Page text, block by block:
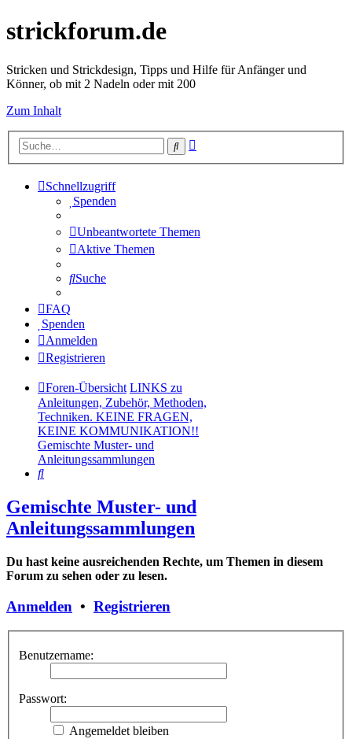
strickforum.de
Stricken und Strickdesign, Tipps und Hilfe für Anfänger und
Könner, ob mit 2 Nadeln oder mit 200
Zum Inhalt
Suche
Schnellzugriff
Spenden
Unbeantwortete Themen
Aktive Themen
Suche
FAQ
Spenden
Anmelden
Registrieren
Foren-Übersicht LINKS zu
Anleitungen, Zubehör, Methoden,
Techniken. KEINE FRAGEN,
KEINE KOMMUNIKATION!!
Gemischte Muster- und
Anleitungssammlungen
Suche
Gemischte Muster- und
Anleitungssammlungen
Du hast keine ausreichenden Rechte, um Themen in diesem
Forum zu sehen oder zu lesen.
Anmelden • Registrieren
Benutzername:
Passwort:
Angemeldet bleiben